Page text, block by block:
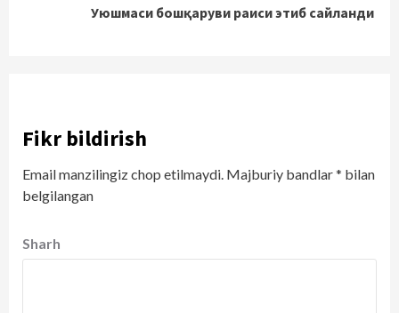
Уюшмаси бошқаруви раиси этиб сайланди
Fikr bildirish
Email manzilingiz chop etilmaydi. Majburiy bandlar* bilan
belgilangan
Sharh